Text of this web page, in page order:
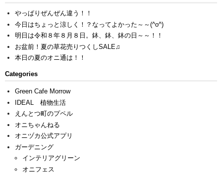
やっぱりぜんぜん違う！！
今日はちょっと涼しく！？なってよかった～～(^o^)
明日は令和８年８月８日。鉢、鉢、鉢の日～～！！
お盆前！夏の草花売りつくしSALE♫
本日の夏のオニ通は！！
Categories
Green Cafe Morrow
IDEAL 植物生活
えんとつ町のプペル
オニちゃんねる
オニヅカ公式アプリ
ガーデニング
インテリアグリーン
オニフェス